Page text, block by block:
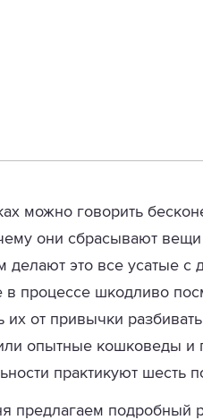
можно говорить
они сбрасывают
делают это все усатые с
в процессе шкодливо
их от привычки
опытные кошковеды и
практикуют шесть
предлагаем подробный